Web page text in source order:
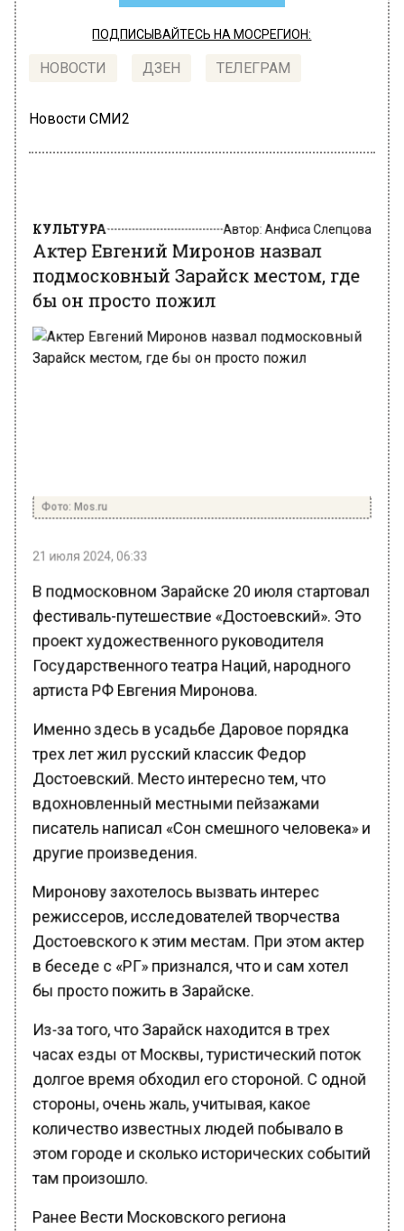
ПОДПИСЫВАЙТЕСЬ НА МОСРЕГИОН:
НОВОСТИ ДЗЕН ТЕЛЕГРАМ
Новости СМИ2
Актер Евгений Миронов назвал
подмосковный Зарайск местом, где
бы он просто пожил
В подмосковном Зарайске 20 июля стартовал
фестиваль-путешествие «Достоевский». Это
проект художественного руководителя
Государственного театра Наций, народного
артиста РФ Евгения Миронова.
Именно здесь в усадьбе Даровое порядка
трех лет жил русский классик Федор
Достоевский. Место интересно тем, что
вдохновленный местными пейзажами
писатель написал «Сон смешного человека» и
другие произведения.
Миронову захотелось вызвать интерес
режиссеров, исследователей творчества
Достоевского к этим местам. При этом актер
в беседе с «РГ» признался, что и сам хотел
бы просто пожить в Зарайске.
Из-за того, что Зарайск находится в трех
часах езды от Москвы, туристический поток
долгое время обходил его стороной. С одной
стороны, очень жаль, учитывая, какое
количество известных людей побывало в
этом городе и сколько исторических событий
там произошло.
Ранее Вести Московского региона